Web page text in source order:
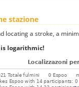
stazione
locating a stroke, a
is logarithmic!